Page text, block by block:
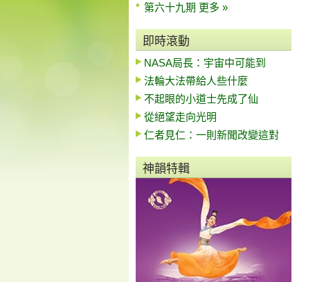
第六十九期 更多 »
即時滾動
NASA局長：宇宙中可能到
法輪大法帶給人些什麼
不起眼的小道士先成了仙
從絕望走向光明
仁者見仁：一則新聞改變這對
神韻特輯